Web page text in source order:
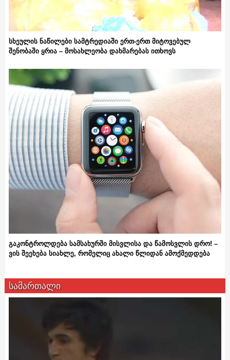
სხეულის ნაწილები სამტრედიაში ერთ-ერთ მიტოვებულ
შენობაში ყრია – მოსახლეობა დახმარებას ითხოვს
გაკონტროლდება სამსახურში მისვლისა და წამოსვლის დრო! –
ვის შეეხება სიახლე, რომელიც ახალი წლიდან ამოქმედდება
სამართალი